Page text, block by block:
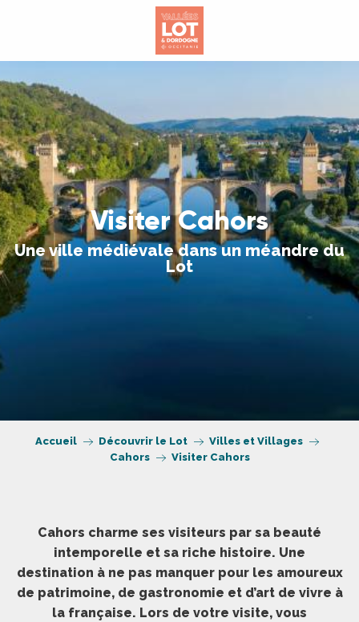
Visiter Cahors
Une ville médiévale dans un méandre du
Lot
Accueil Découvrir le Lot
Villes et Villages
Cahors
Visiter Cahors
Cahors charme ses visiteurs par sa beauté
intemporelle et sa riche histoire. Une
destination à ne pas manquer pour les amoureux
de patrimoine, de gastronomie et d’art de vivre à
la française. Lors de votre visite, vous